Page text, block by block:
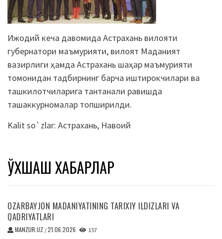
Ижодий кеча давомида Астрахань вилояти
губернатори маъмурияти, вилоят Маданият
вазирлиги ҳамда Астрахань шаҳар маъмурияти
томонидан тадбирнинг барча иштирокчилари ва
ташкилотчиларига тантанали равишда
ташаккурномалар топширилди.
Kalit so`zlar: Астрахань, Навоий
ЎХШАШ ХАБАРЛАР
OZARBAYJON MADANIYATINING TARIXIY ILDIZLARI VA
QADRIYATLARI
MANZUR.UZ /21.06.2026 157